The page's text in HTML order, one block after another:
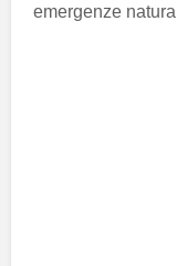
emergenze